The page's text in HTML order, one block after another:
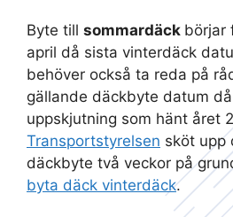
Byte till sommardäck börjar
april då sista vinterdäck
behöver också ta reda på
gällande däckbyte datum
uppskjutning som hänt året
Transportstyrelsen sköt upp
däckbyte två veckor på
byta däck vinterdäck.